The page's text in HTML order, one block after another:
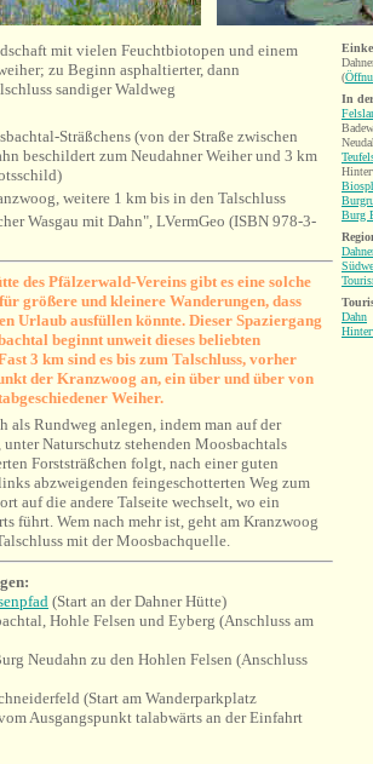
mit vielen Feuchtbiotopen und einem
zu Beginn asphaltierter, dann
sandiger Waldweg
Sträßchens (von der Straße zwischen
beschildert zum Neudahner Weiher und 3 km
)
weitere 1 km bis in den Talschluss
Wasgau mit Dahn", LVermGeo (ISBN 978-3-
des Pfälzerwald-Vereins gibt es eine solche
größere und kleinere Wanderungen, dass
Urlaub ausfüllen könnte. Dieser Spaziergang
beginnt unweit dieses beliebten
3 km sind es bis zum Talschluss, vorher
der Kranzwoog an, ein über und über von
Weiher.
als Rundweg anlegen, indem man auf der
unter Naturschutz stehenden Moosbachtals
Forststräßchen folgt, nach einer guten
abzweigenden feingeschotterten Weg zum
auf die andere Talseite wechselt, wo ein
führt. Wem nach mehr ist, geht am Kranzwoog
mit der Moosbachquelle.
(Start an der Dahner Hütte)
Hohle Felsen und Eyberg (Anschluss am
Neudahn zu den Hohlen Felsen (Anschluss
(Start am Wanderparkplatz
Ausgangspunkt talabwärts an der Einfahrt
(
In
Burg
Dahn